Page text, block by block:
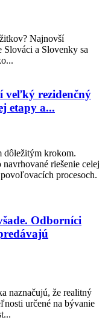
Najnovší
Slováci a Slovenky sa
veľký rezidenčný
etapy a...
dôležitým krokom.
riešenie celej
procesoch.
Odborníci
naznačujú, že realitný
určené na bývanie